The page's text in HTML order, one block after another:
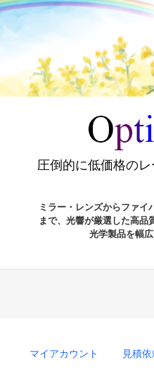
圧倒的に低価格の
ミラー・レンズからファ
まで、光響が厳選した高品
光学製品を幅
マイアカウント 見積